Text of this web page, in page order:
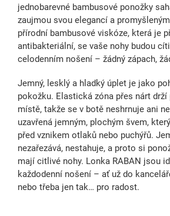
jednobarevné bambusové ponožky
zaujmou svou elegancí a
přírodní bambusové viskóze, která je
antibakteriální, se vaše nohy budou
celodenním nošení – žádný zápach,
Jemný, lesklý a hladký úplet je jako
pokožku. Elastická zóna přes nárt drží
místě, takže se v botě neshrnuje ani
uzavřená jemným, plochým švem,
před vznikem otlaků nebo puchýřů.
nezařezává, nestahuje, a proto si
mají citlivé nohy. Lonka RABAN jsou
každodenní nošení – ať už do
nebo třeba jen tak… pro radost.